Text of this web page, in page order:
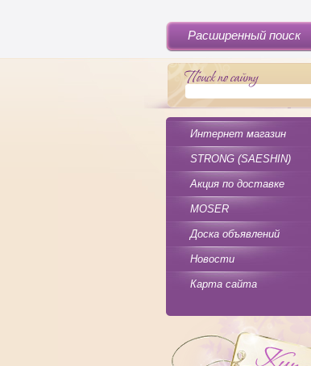
Расширенный поиск
Интернет магазин
STRONG (SAESHIN)
Акция по доставке
MOSER
Доска объявлений
Новости
Карта сайта